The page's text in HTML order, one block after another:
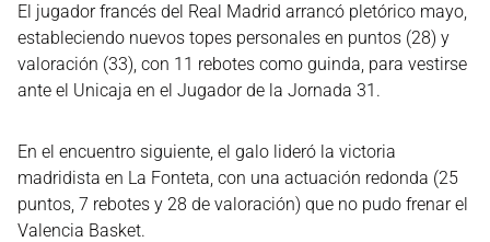
El jugador francés del Real Madrid arrancó pletórico mayo,
estableciendo nuevos topes personales en puntos (28) y
valoración (33), con 11 rebotes como guinda, para vestirse
ante el Unicaja en el Jugador de la Jornada 31.
En el encuentro siguiente, el galo lideró la victoria
madridista en La Fonteta, con una actuación redonda (25
puntos, 7 rebotes y 28 de valoración) que no pudo frenar el
Valencia Basket.